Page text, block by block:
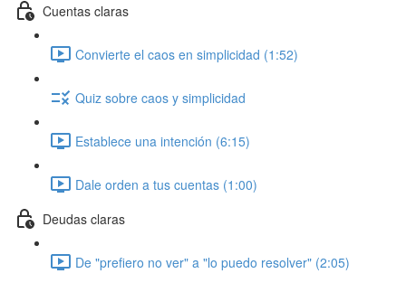
Cuentas claras
Convierte el caos en simplicidad (1:52)
Quiz sobre caos y simplicidad
Establece una intención (6:15)
Dale orden a tus cuentas (1:00)
Deudas claras
De "prefiero no ver" a "lo puedo resolver" (2:05)